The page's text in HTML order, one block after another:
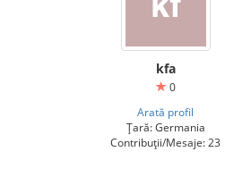
kfa
0
Arată profil
Țară: Germania
Contribuții/Mesaje: 23